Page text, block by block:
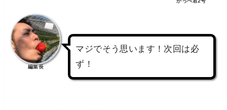
編集長
マジでそう思います！次回は必
ず！